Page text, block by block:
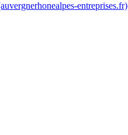
entreprises.fr)